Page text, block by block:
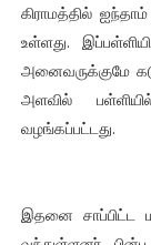
கிராமத்தில்
உள்ளது.
அனைவருக்குமே
அளவில்
வழங்கப்பட்டது.
இதனை சாப்பிட்ட